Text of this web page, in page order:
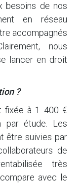
besoins de nos
en réseau
accompagnés
nous
lancer en droit
?
fixée à 1 400 €
par étude. Les
être suivies par
de
très
avec le